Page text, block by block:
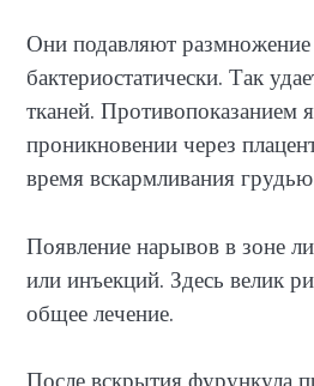
Они подавляют размножение
бактериостатически. Так
тканей. Противопоказанием
проникновении через
время вскармливания
Появление нарывов в зоне
или инъекций. Здесь велик
общее лечение.